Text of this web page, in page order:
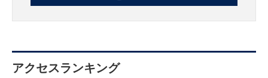
アクセスランキング